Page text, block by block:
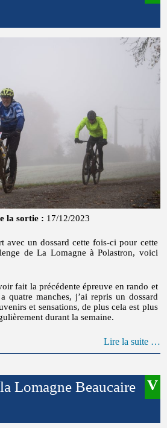
la sortie : 17/12/2023
avec un dossard cette fois-ci pour cette
de La Lomagne à Polastron, voici
fait la précédente épreuve en rando et
quatre manches, j’ai repris un dossard
et sensations, de plus cela est plus
durant la semaine.
Lire la suite …
Lomagne Beaucaire